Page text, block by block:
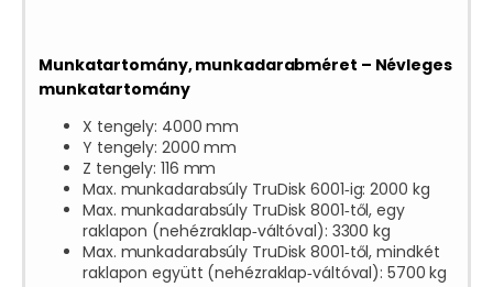
Munkatartomány, munkadarabméret – Névleges
munkatartomány
X tengely: 4000 mm
Y tengely: 2000 mm
Z tengely: 116 mm
Max. munkadarabsúly TruDisk 6001‑ig: 2000 kg
Max. munkadarabsúly TruDisk 8001‑től, egy
raklapon (nehézraklap‑váltóval): 3300 kg
Max. munkadarabsúly TruDisk 8001‑től, mindkét
raklapon együtt (nehézraklap‑váltóval): 5700 kg